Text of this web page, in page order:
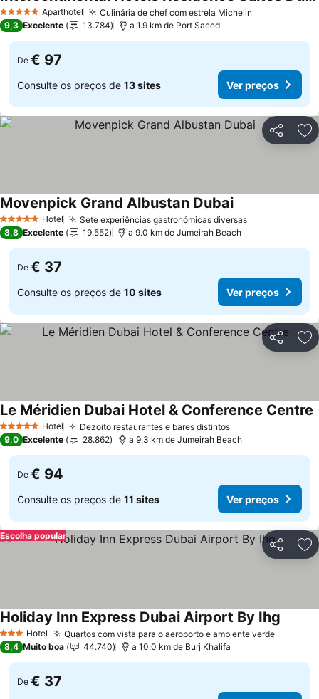
5 Estrelas Aparthotel Culinária de chef com estrela Michelin
9,3 Excelente 13.784 a 1.9 km de Port Saeed
De € 97
Consulte os preços de 13 sites Ver preços
Partilhar
5 Estrelas Hotel Sete experiências gastronómicas diversas
Movenpick Grand Albustan Dubai
8,8 Excelente 19.552 a 9.0 km de Jumeirah Beach
De € 37
Consulte os preços de 10 sites Ver preços
Partilhar
5 Estrelas Hotel Dezoito restaurantes e bares distintos
Le Méridien Dubai Hotel & Conference Centre
9,0 Excelente 28.862 a 9.3 km de Jumeirah Beach
De € 94
Consulte os preços de 11 sites Ver preços
Partilhar
Escolha popular
3 EstrelasHotel Quartos com vista para o aeroporto e ambiente verde
Holiday Inn Express Dubai Airport By Ihg
8,4 Muito boa 44.740 a 10.0 km de Burj Khalifa
De € 37